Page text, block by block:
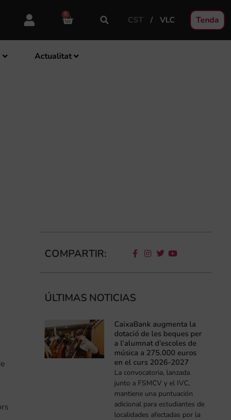
0
CST VLC Tenda
Actualitat
COMPARTIR:
ÚLTIMAS NOTICIAS
CaixaBank augmenta la
dotació de les beques per
a l’alumnat d’escoles de
música a 275.000 euros
en el curs 2026-2027
La convocatoria, lanzada
junto a FSMCV y el IVC,
mantiene una puntuación
adicional para estudiantes de
localidades afectadas por la